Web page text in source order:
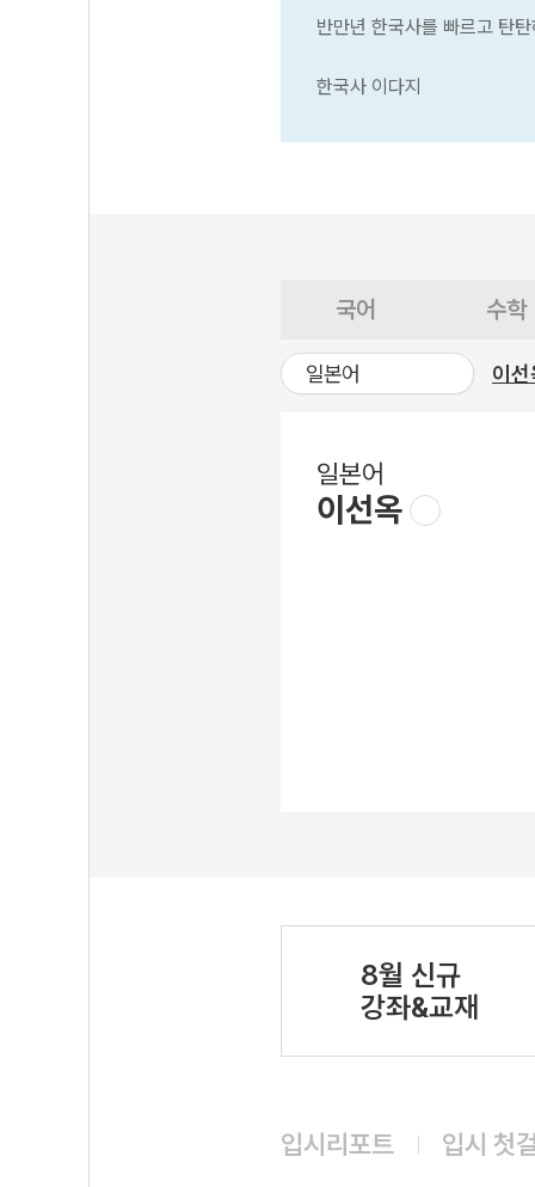
반만년 한국사를 빠르고 탄
한국사 이다지
국어 수학
일본어 이선
일본어
이선옥
8월 신규
강좌&교재
입시리포트 입시 첫